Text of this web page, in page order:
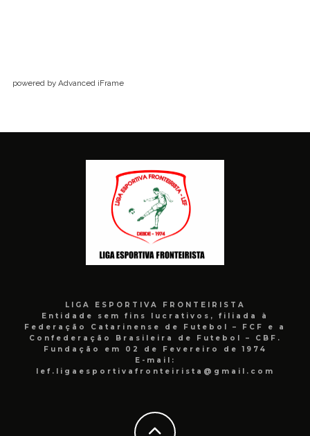
powered by Advanced iFrame
LIGA ESPORTIVA FRONTEIRISTA
Entidade sem fins lucrativos, filiada à
Federação Catarinense de Futebol – FCF e a
Confederação Brasileira de Futebol – CBF.
Fundação em 02 de Fevereiro de 1974
E-mail:
lef.ligaesportivafronteirista@gmail.com